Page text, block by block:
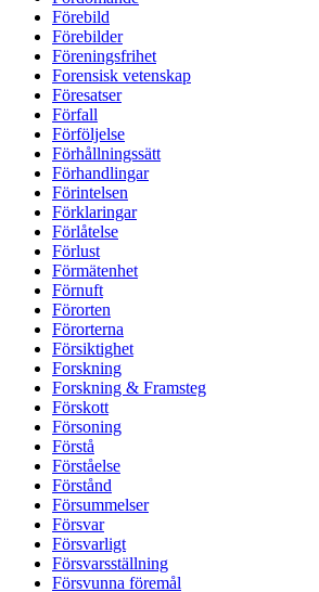
Förebild
Förebilder
Föreningsfrihet
Forensisk vetenskap
Föresatser
Förfall
Förföljelse
Förhållningssätt
Förhandlingar
Förintelsen
Förklaringar
Förlåtelse
Förlust
Förmätenhet
Förnuft
Förorten
Förorterna
Försiktighet
Forskning
Forskning & Framsteg
Förskott
Försoning
Förstå
Förståelse
Förstånd
Försummelser
Försvar
Försvarligt
Försvarsställning
Försvunna föremål